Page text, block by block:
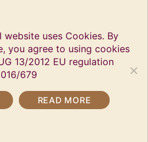
website uses Cookies. By
you agree to using cookies
13/2012 EU regulation
679
READ MORE